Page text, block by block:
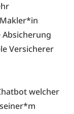
Versicherer
welcher